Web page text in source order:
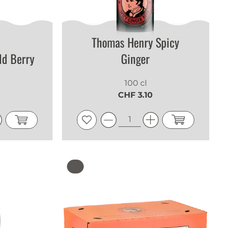
Berry
Thomas Henry Spicy
Ginger
100 cl
CHF 3.10